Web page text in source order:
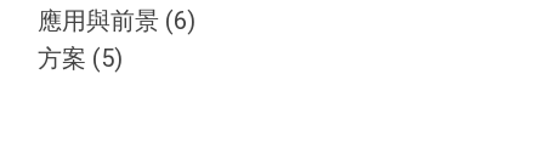
應用與前景 (6)
方案 (5)